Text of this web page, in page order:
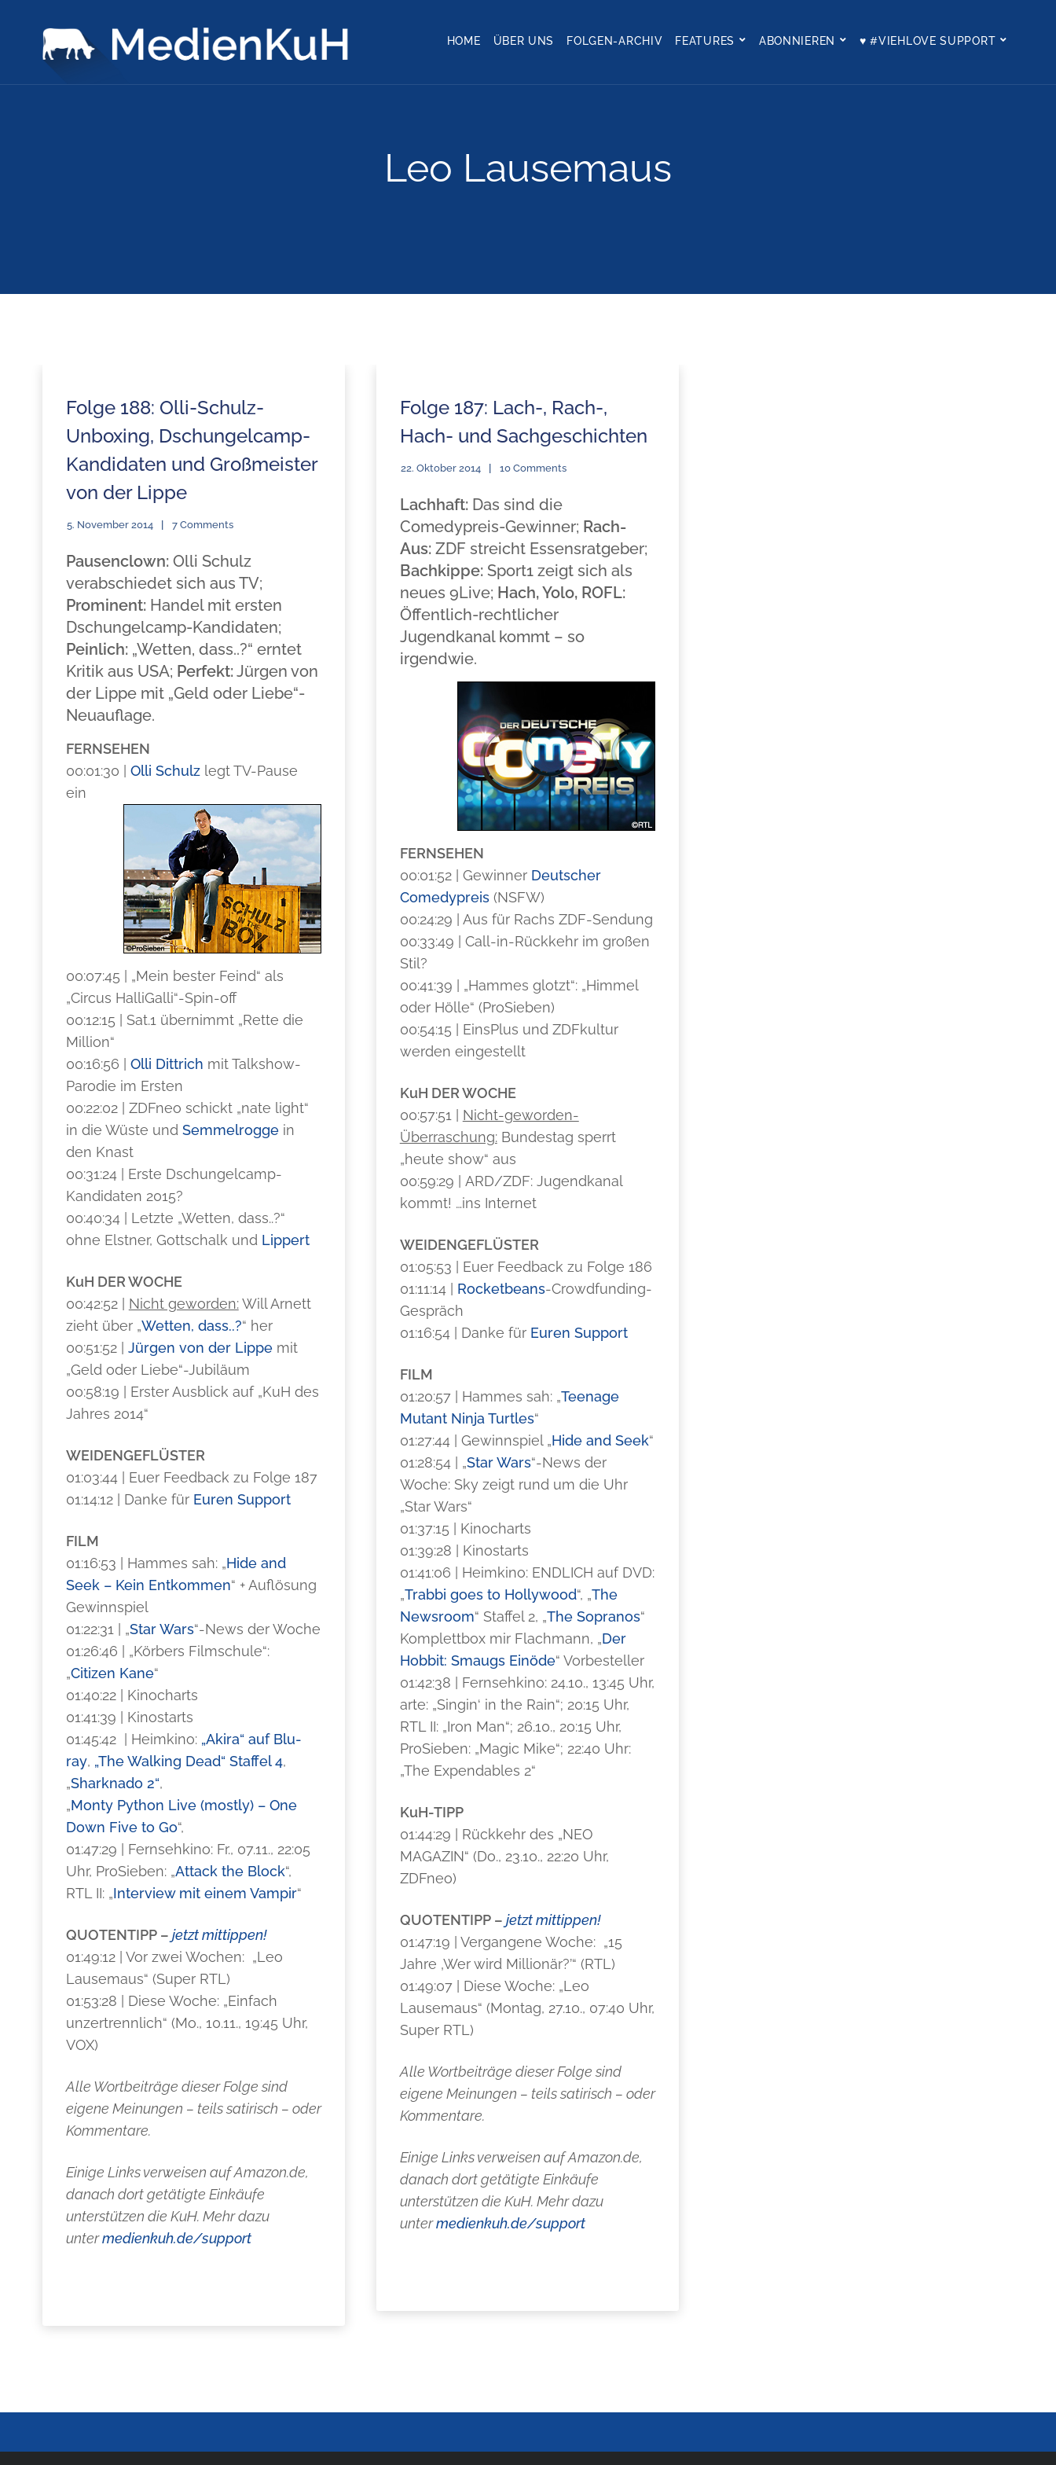
HOME ÜBER UNS FOLGEN-ARCHIV FEATURES ABONNIEREN ♥ #VIEHLOVE SUPPORT
Leo Lausemaus
Folge 188: Olli-Schulz-
Unboxing, Dschungelcamp-
Kandidaten und Großmeister
von der Lippe
5. November 2014 7 Comments
Pausenclown: Olli Schulz
verabschiedet sich aus TV;
Prominent: Handel mit ersten
Dschungelcamp-Kandidaten;
Peinlich: „Wetten, dass..?“ erntet
Kritik aus USA; Perfekt: Jürgen von
der Lippe mit „Geld oder Liebe“-
Neuauflage.
FERNSEHEN
00:01:30 | Olli Schulzlegt TV-Pause
ein
00:07:45 | „Mein bester Feind“ als
„Circus HalliGalli“-Spin-off
00:12:15 | Sat.1 übernimmt „Rette die
Million“
00:16:56 | Olli Dittrich mit Talkshow-
Parodie im Ersten
00:22:02 | ZDFneo schickt „nate light“
in die Wüste und Semmelroggein
den Knast
00:31:24 | Erste Dschungelcamp-
Kandidaten 2015?
00:40:34 | Letzte „Wetten, dass..?“
ohne Elstner, Gottschalk und Lippert
KuH DER WOCHE
00:42:52 | Nicht geworden:Will Arnett
zieht über „Wetten, dass..?“ her
00:51:52 | Jürgen von der Lippemit
„Geld oder Liebe“-Jubiläum
00:58:19 | Erster Ausblick auf „KuH des
Jahres 2014“
WEIDENGEFLÜSTER
01:03:44 | Euer Feedback zu Folge 187
01:14:12 | Danke für Euren Support
FILM
01:16:53 | Hammes sah: „Hide and
Seek – Kein Entkommen“ + Auflösung
Gewinnspiel
01:22:31 | „Star Wars“-News der Woche
01:26:46 | „Körbers Filmschule“:
„Citizen Kane“
01:40:22 | Kinocharts
01:41:39 | Kinostarts
01:45:42 | Heimkino: „Akira“ auf Blu-
ray, „The Walking Dead“ Staffel 4,
„Sharknado 2“,
„Monty Python Live (mostly) – One
Down Five to Go“,
01:47:29 | Fernsehkino: Fr., 07.11., 22:05
Uhr, ProSieben: „Attack the Block“,
RTL II: „Interview mit einem Vampir“
QUOTENTIPP – jetzt mittippen!
01:49:12 | Vor zwei Wochen: „Leo
Lausemaus“ (Super RTL)
01:53:28 | Diese Woche: „Einfach
unzertrennlich“ (Mo., 10.11., 19:45 Uhr,
VOX)
Alle Wortbeiträge dieser Folge sind
eigene Meinungen – teils satirisch – oder
Kommentare.
Einige Links verweisen auf Amazon.de,
danach dort getätigte Einkäufe
unterstützen die KuH. Mehr dazu
untermedienkuh.de/support
Folge 187: Lach-, Rach-,
Hach- und Sachgeschichten
22. Oktober 2014 10 Comments
Lachhaft: Das sind die
Comedypreis-Gewinner; Rach-
Aus: ZDF streicht Essensratgeber;
Bachkippe: Sport1 zeigt sich als
neues 9Live; Hach, Yolo, ROFL:
Öffentlich-rechtlicher
Jugendkanal kommt – so
irgendwie.
FERNSEHEN
00:01:52 | Gewinner Deutscher
Comedypreis(NSFW)
00:24:29 | Aus für Rachs ZDF-Sendung
00:33:49 | Call-in-Rückkehr im großen
Stil?
00:41:39 | „Hammes glotzt“: „Himmel
oder Hölle“ (ProSieben)
00:54:15 | EinsPlus und ZDFkultur
werden eingestellt
KuH DER WOCHE
00:57:51 | Nicht-geworden-
Überraschung:Bundestag sperrt
„heute show“ aus
00:59:29 | ARD/ZDF: Jugendkanal
kommt! …ins Internet
WEIDENGEFLÜSTER
01:05:53 | Euer Feedback zu Folge 186
01:11:14 | Rocketbeans-Crowdfunding-
Gespräch
01:16:54 | Danke für Euren Support
FILM
01:20:57 | Hammes sah: „Teenage
Mutant Ninja Turtles“
01:27:44 | Gewinnspiel „Hide and Seek“
01:28:54 | „Star Wars“-News der
Woche: Sky zeigt rund um die Uhr
„Star Wars“
01:37:15 | Kinocharts
01:39:28 | Kinostarts
01:41:06 | Heimkino: ENDLICH auf DVD:
„Trabbi goes to Hollywood“, „The
Newsroom“ Staffel 2, „The Sopranos“
Komplettbox mir Flachmann, „Der
Hobbit: Smaugs Einöde“ Vorbesteller
01:42:38 | Fernsehkino: 24.10., 13:45 Uhr,
arte: „Singin‘ in the Rain“; 20:15 Uhr,
RTL II: „Iron Man“; 26.10., 20:15 Uhr,
ProSieben: „Magic Mike“; 22:40 Uhr:
„The Expendables 2“
KuH-TIPP
01:44:29 | Rückkehr des „NEO
MAGAZIN“ (Do., 23.10., 22:20 Uhr,
ZDFneo)
QUOTENTIPP – jetzt mittippen!
01:47:19 | Vergangene Woche: „15
Jahre ‚Wer wird Millionär?’“ (RTL)
01:49:07 | Diese Woche: „Leo
Lausemaus“ (Montag, 27.10., 07:40 Uhr,
Super RTL)
Alle Wortbeiträge dieser Folge sind
eigene Meinungen – teils satirisch – oder
Kommentare.
Einige Links verweisen auf Amazon.de,
danach dort getätigte Einkäufe
unterstützen die KuH. Mehr dazu
untermedienkuh.de/support